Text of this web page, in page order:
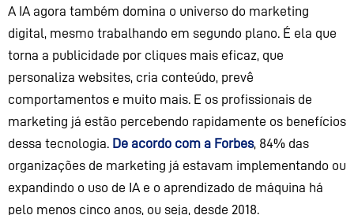
A IA agora também domina o universo do marketing
digital, mesmo trabalhando em segundo plano. É ela que
torna a publicidade por cliques mais eficaz, que
personaliza websites, cria conteúdo, prevê
comportamentos e muito mais. E os profissionais de
marketing já estão percebendo rapidamente os benefícios
dessa tecnologia. De acordo com a Forbes, 84% das
organizações de marketing já estavam implementando ou
expandindo o uso de IA e o aprendizado de máquina há
pelo menos cinco anos, ou seja, desde 2018.